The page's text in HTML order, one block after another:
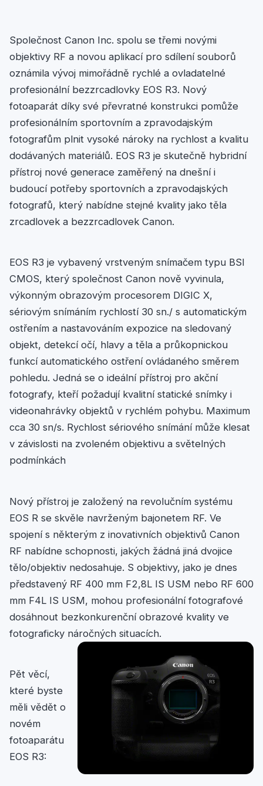
Společnost Canon Inc. spolu se třemi novými
objektivy RF a novou aplikací pro sdílení souborů
oznámila vývoj mimořádně rychlé a ovladatelné
profesionální bezzrcadlovky EOS R3. Nový
fotoaparát díky své převratné konstrukci pomůže
profesionálním sportovním a zpravodajským
fotografům plnit vysoké nároky na rychlost a kvalitu
dodávaných materiálů. EOS R3 je skutečně hybridní
přístroj nové generace zaměřený na dnešní i
budoucí potřeby sportovních a zpravodajských
fotografů, který nabídne stejné kvality jako těla
zrcadlovek a bezzrcadlovek Canon.
EOS R3 je vybavený vrstveným snímačem typu BSI
CMOS, který společnost Canon nově vyvinula,
výkonným obrazovým procesorem DIGIC X,
sériovým snímáním rychlostí 30 sn./ s automatickým
ostřením a nastavováním expozice na sledovaný
objekt, detekcí očí, hlavy a těla a průkopnickou
funkcí automatického ostření ovládaného směrem
pohledu. Jedná se o ideální přístroj pro akční
fotografy, kteří požadují kvalitní statické snímky i
videonahrávky objektů v rychlém pohybu. Maximum
cca 30 sn/s. Rychlost sériového snímání může klesat
v závislosti na zvoleném objektivu a světelných
podmínkách
Nový přístroj je založený na revolučním systému
EOS R se skvěle navrženým bajonetem RF. Ve
spojení s některým z inovativních objektivů Canon
RF nabídne schopnosti, jakých žádná jiná dvojice
tělo/objektiv nedosahuje. S objektivy, jako je dnes
představený RF 400 mm F2,8L IS USM nebo RF 600
mm F4L IS USM, mohou profesionální fotografové
dosáhnout bezkonkurenční obrazové kvality ve
fotograficky náročných situacích.
Pět věcí,
které byste
měli vědět o
novém
fotoaparátu
EOS R3: